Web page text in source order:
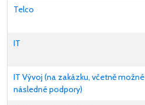
Telco
IT
IT Vývoj (na zakázku, včetně možné
následné podpory)